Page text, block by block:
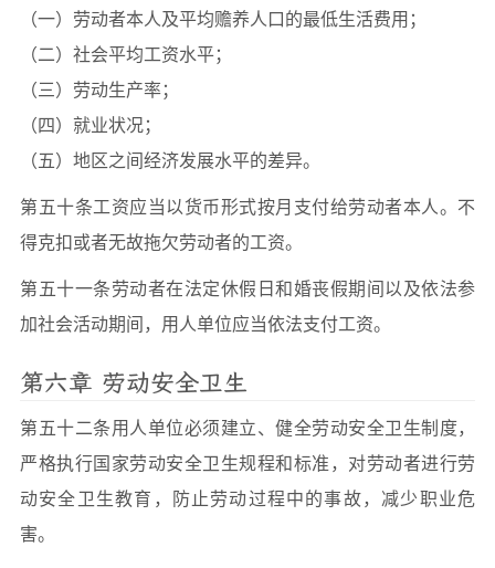
（一）劳动者本人及平均赡养人口的最低生活费用；
（二）社会平均工资水平；
（三）劳动生产率；
（四）就业状况；
（五）地区之间经济发展水平的差异。
第五十条工资应当以货币形式按月支付给劳动者本人。不
得克扣或者无故拖欠劳动者的工资。
第五十一条劳动者在法定休假日和婚丧假期间以及依法参
加社会活动期间，用人单位应当依法支付工资。
第六章 劳动安全卫生
第五十二条用人单位必须建立、健全劳动安全卫生制度，
严格执行国家劳动安全卫生规程和标准，对劳动者进行劳
动安全卫生教育，防止劳动过程中的事故，减少职业危
害。